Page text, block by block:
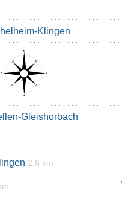
Klingen
Gleishorbach
2.6 km